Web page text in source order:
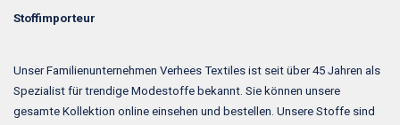
Stoffimporteur
Unser Familienunternehmen Verhees Textiles ist seit über 45 Jahren als
Spezialist für trendige Modestoffe bekannt. Sie können unsere
gesamte Kollektion online einsehen und bestellen. Unsere Stoffe sind